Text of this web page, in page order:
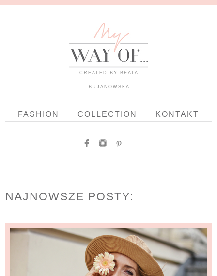
CREATED BY BEATA
BUJANOWSKA
FASHION COLLECTION KONTAKT
NAJNOWSZE POSTY: